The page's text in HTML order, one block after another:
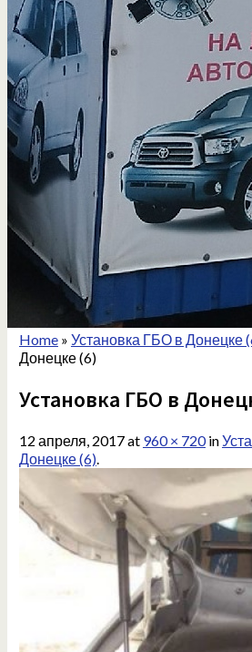
Home» Установка ГБО в Донецке
Донецке (6)
Установка ГБО в
12 апреля, 2017at 960 × 720in
Донецке (6).